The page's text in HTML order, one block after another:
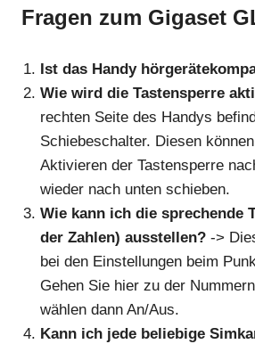
Fragen zum Gigaset
Ist das Handy
Wie wird die Tastensperre
rechten Seite des Handys
Schiebeschalter. Diesen
Aktivieren der Tastensperre
wieder nach unten schieben.
Wie kann ich die sprechende
der Zahlen) ausstellen? ->
bei den Einstellungen beim
Gehen Sie hier zu der
wählen dann An/Aus.
Kann ich jede beliebige